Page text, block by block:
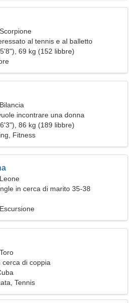
al tennis e al balletto
69 kg (152 libbre)
incontrare una donna
86 kg (189 libbre)
Fitness
in cerca di marito 35-38
cerca di coppia
Tennis